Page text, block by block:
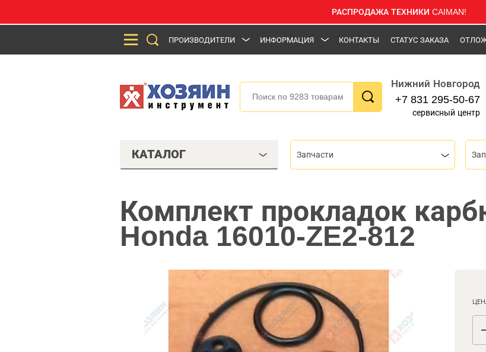
РАСПРОДАЖА ТЕХНИКИ CAIMAN!
ПРОИЗВОДИТЕЛИ ИНФОРМАЦИЯ КОНТАКТЫ СТАТУС ЗАКАЗА
Нижний Новгород
+7 831 295-50-67
сервисный центр
КАТАЛОГ Запчасти
Комплект прокладок
Honda 16010-ZE2-812